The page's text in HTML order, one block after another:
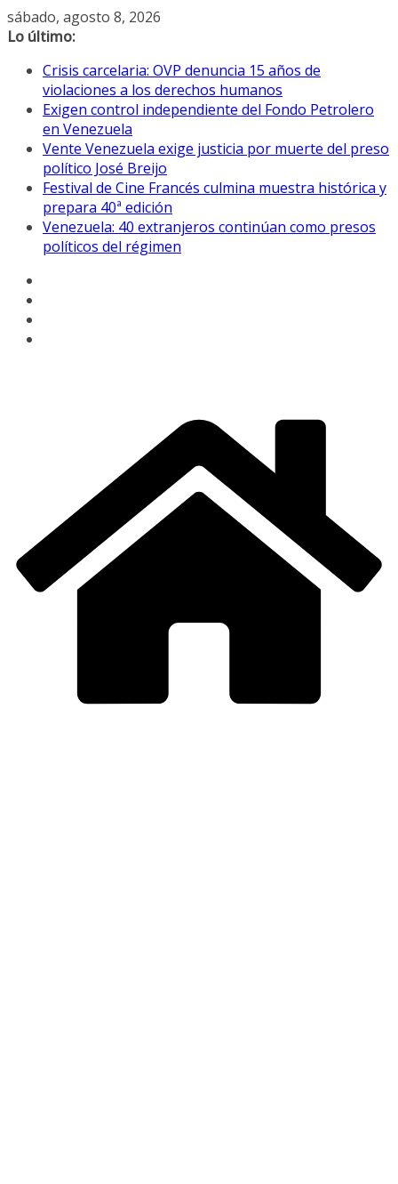
Saltar
al
sábado, agosto 8, 2026
Lo último:
Crisis carcelaria: OVP denuncia 15 años de
violaciones a los derechos humanos
Exigen control independiente del Fondo Petrolero
en Venezuela
Vente Venezuela exige justicia por muerte del preso
político José Breijo
Festival de Cine Francés culmina muestra histórica y
prepara 40ª edición
Venezuela: 40 extranjeros continúan como presos
políticos del régimen